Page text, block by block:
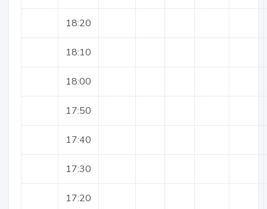
18:20
18:10
18:00
17:50
17:40
17:30
17:20